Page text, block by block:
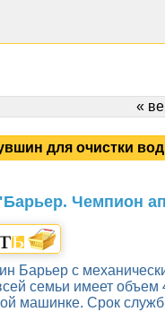
«
для очистки
Чемпион
Барьер с
семьи имеет
машинке. Срок